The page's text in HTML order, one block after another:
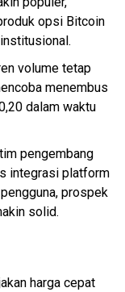
opsi Bitcoin
volume tetap
menembus
dalam waktu
pengembang
integrasi platform
prospek
solid.
harga cepat